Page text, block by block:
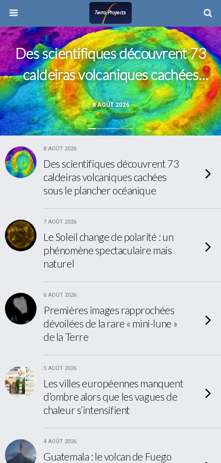
8 AOÛT 2026
Des scientifiques découvrent 73
caldeiras volcaniques cachées
sous le plancher océanique
8 AOÛT 2026
Des scientifiques découvrent 73
caldeiras volcaniques cachées
sous le plancher océanique
7 AOÛT 2026
Le Soleil change de polarité : un
phénomène spectaculaire mais
naturel
6 AOÛT 2026
Premières images rapprochées
dévoilées de la rare « mini-lune »
de la Terre
5 AOÛT 2026
Les villes européennes manquent
d’ombre alors que les vagues de
chaleur s’intensifient
4 AOÛT 2026
Guatemala : le volcan de Fuego